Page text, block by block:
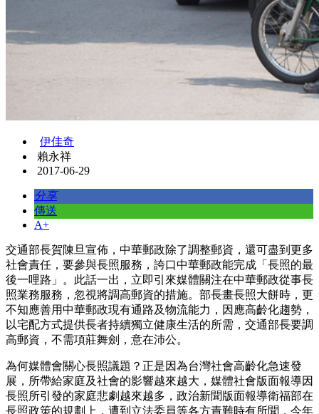
伊佳奇
賴永祥
2017-06-29
分享
傳送
A+
交通部長賀陳旦宣佈，中華郵政除了調整郵資，還可盡到更多
社會責任，要參與長照服務，誇口中華郵政能完成「長照的最
後一哩路」。此話一出，立即引來媒體關注在中華郵政從事長
照業務服務，忽視將調高郵資的措施。部長畫長照大餅時，更
不知應善用中華郵政現有通路及物流能力，因應高齡化趨勢，
以宅配方式提供長者持續獨立健康生活的所需，交通部長要調
高郵資，不需項莊舞劍，意在沛公。
為何媒體會關心長照議題？正是因為台灣社會高齡化急速發
展，所帶給家庭及社會的影響越來越大，媒體社會版面報導因
長照所引發的家庭悲劇越來越多，政治新聞版面報導衛福部在
長照政策的規劃上，遭到立法委員等各方責難時有所聞，今年